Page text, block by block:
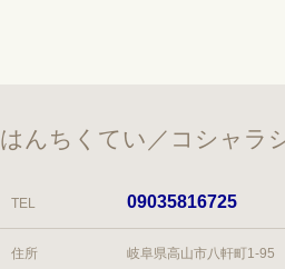
はんちくてい／コシャラ
TEL 09035816725
住所 岐阜県高山市八軒町1-95